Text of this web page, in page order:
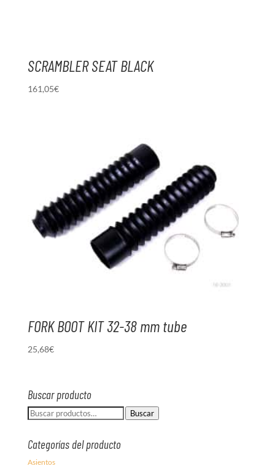
SCRAMBLER SEAT BLACK
161,05€
FORK BOOT KIT 32-38 mm tube
25,68€
Buscar producto
Buscar
Buscar
Categorías del producto
Asientos